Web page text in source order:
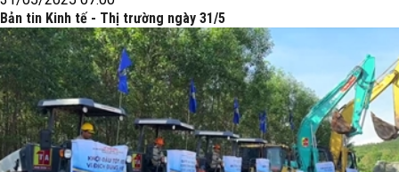
Bản tin Kinh tế - Thị trường ngày 31/5